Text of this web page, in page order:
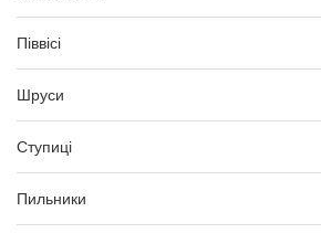
Піввісі
Шруси
Ступиці
Пильники